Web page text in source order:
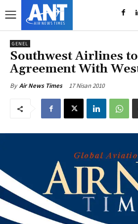
GENEL
Southwest Airlines
Agreement With
By Air News Times 17 Nisan 2010